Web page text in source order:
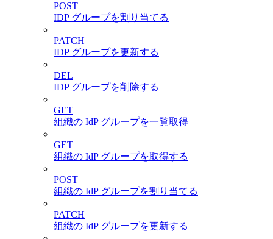
POST
IDP グループを割り当てる
PATCH
IDP グループを更新する
DEL
IDP グループを削除する
GET
組織の IdP グループを一覧取得
GET
組織の IdP グループを取得する
POST
組織の IdP グループを割り当てる
PATCH
組織の IdP グループを更新する